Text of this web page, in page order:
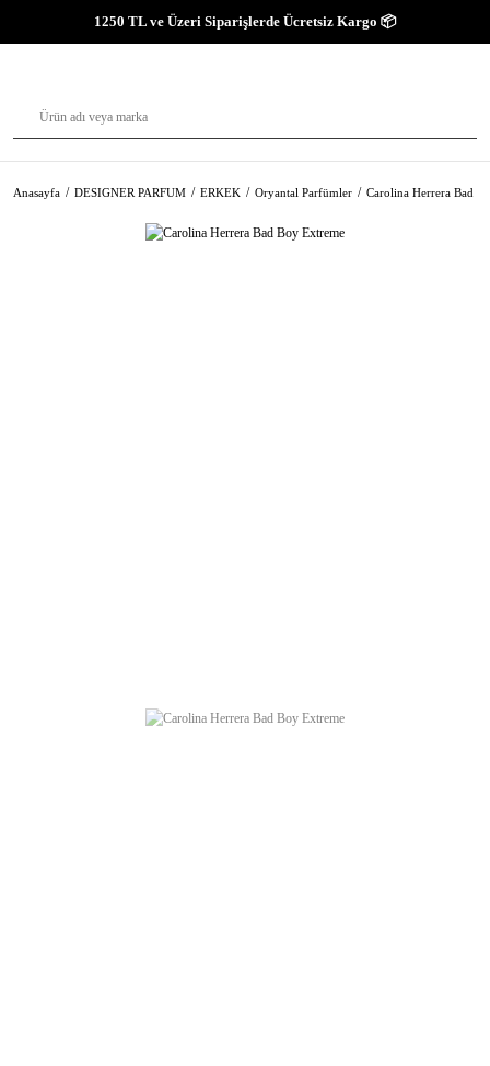
1250 TL ve Üzeri Siparişlerde Ücretsiz Kargo 📦
Anasayfa DESIGNER PARFUM ERKEK Oryantal Parfümler Carolina Herrera Bad